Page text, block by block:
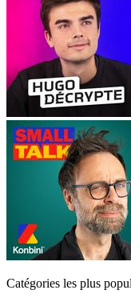
Catégories les plus